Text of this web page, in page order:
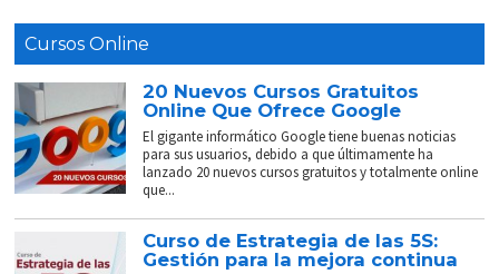
Cursos Online
20 Nuevos Cursos Gratuitos
Online Que Ofrece Google
El gigante informático Google tiene buenas noticias
para sus usuarios, debido a que últimamente ha
lanzado 20 nuevos cursos gratuitos y totalmente online
que...
Curso de Estrategia de las 5S:
Gestión para la mejora continua